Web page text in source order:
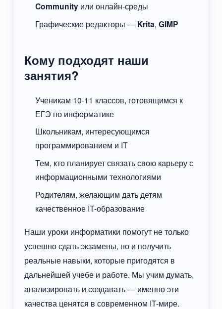
Community или онлайн-среды
Графические редакторы — Krita,GIMP
Кому подходят наши
занятия?
Ученикам 10-11 классов, готовящимся к
ЕГЭ по информатике
Школьникам, интересующимся
программированием и IT
Тем, кто планирует связать свою карьеру с
информационными технологиями
Родителям, желающим дать детям
качественное IT-образование
Наши уроки информатики помогут не только
успешно сдать экзамены, но и получить
реальные навыки, которые пригодятся в
дальнейшей учебе и работе. Мы учим думать,
анализировать и создавать — именно эти
качества ценятся в современном IT-мире.